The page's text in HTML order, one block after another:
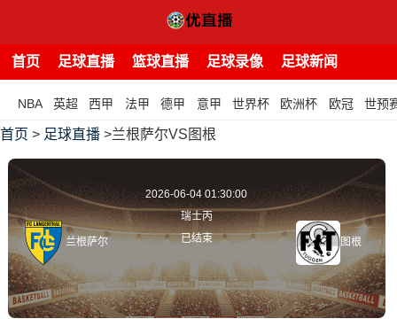
首页 足球直播 篮球直播 足球录像 足球新闻
NBA 英超 西甲 法甲 德甲 意甲 世界杯 欧洲杯 欧冠 世预
首页 > 足球直播 >兰根萨尔VS图根
兰根萨尔
2026-06-04 01:30:00
瑞士丙
已结束
图根